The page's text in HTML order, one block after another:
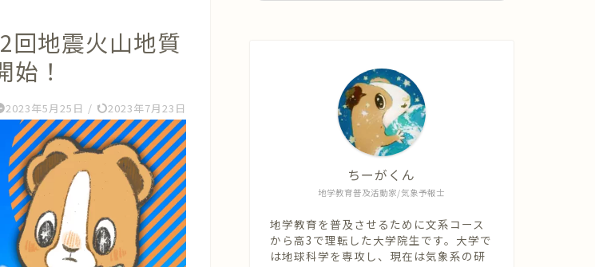
回地震火山地質
！
2023年5月25日 / 2023年7月23日
地学教育普及活動家/気象予報士
ちーがくん
地学教育を普及させるために文系コース
から高3で理転した大学院生です。大学で
は地球科学を専攻し、現在は気象系の研